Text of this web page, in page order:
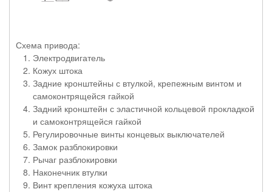
Схема привода:
Электродвигатель
Кожух штока
Задние кронштейны с втулкой, крепежным винтом и
самоконтрящейся гайкой
Задний кронштейн с эластичной кольцевой прокладкой
и самоконтрящейся гайкой
Регулировочные винты концевых выключателей
Замок разблокировки
Рычаг разблокировки
Наконечник втулки
Винт крепления кожуха штока